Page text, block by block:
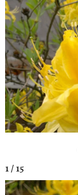
1 / 15